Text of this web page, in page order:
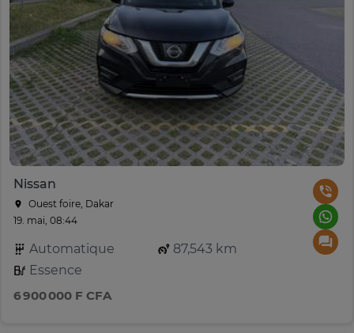
Nissan
Ouest foire, Dakar
19. mai, 08:44
Automatique
87,543 km
Essence
6 900 000 F CFA